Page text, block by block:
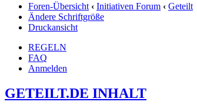
Foren-Übersicht ‹ Initiativen Forum ‹ Geteilt
Ändere Schriftgröße
Druckansicht
REGELN
FAQ
Anmelden
GETEILT.DE INHALT